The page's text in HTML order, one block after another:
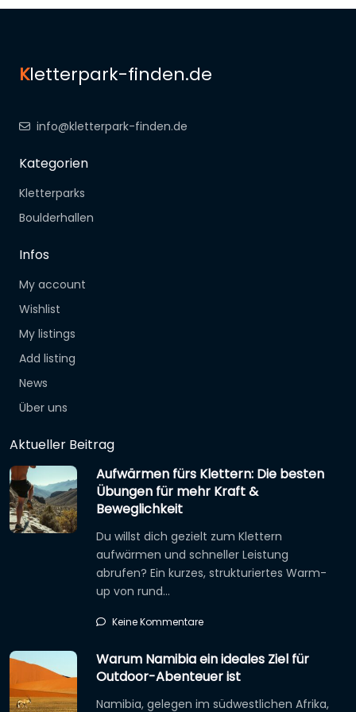
Kletterpark-finden.de
info@kletterpark-finden.de
Kategorien
Kletterparks
Boulderhallen
Infos
My account
Wishlist
My listings
Add listing
News
Über uns
Aktueller Beitrag
Aufwärmen fürs Klettern: Die besten
Übungen für mehr Kraft &
Beweglichkeit
Du willst dich gezielt zum Klettern
aufwärmen und schneller Leistung
abrufen? Ein kurzes, strukturiertes Warm-
up von rund…
Keine Kommentare
Warum Namibia ein ideales Ziel für
Outdoor-Abenteuer ist
Namibia, gelegen im südwestlichen Afrika,